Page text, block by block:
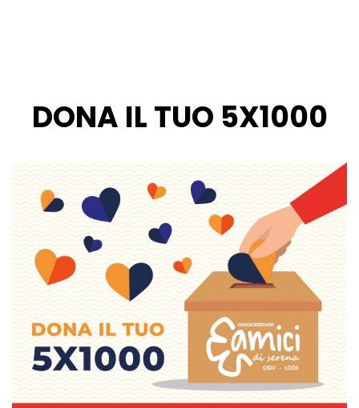
DONA IL TUO 5X1000